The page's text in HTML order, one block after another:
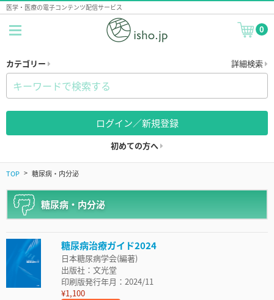
医学・医療の電子コンテンツ配信サービス
0
カテゴリー 詳細検索
ログイン／新規登録
初めての方へ
TOP 糖尿病・内分泌
糖尿病・内分泌
糖尿病治療ガイド2024
日本糖尿病学会(編著)
出版社：文光堂
印刷版発行年月：2024/11
¥1,100